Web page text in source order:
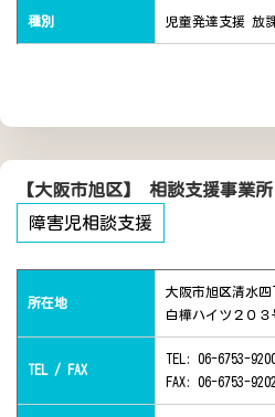
種別 児童発達支援 放
【大阪市旭区】 相談支援事業
障害児相談支援
所在地
大阪市旭区清水四
白樺ハイツ２０３
TEL / FAX
TEL: 06-6753-
FAX: 06-6753-9202